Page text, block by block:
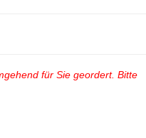
für Sie geordert. Bitte